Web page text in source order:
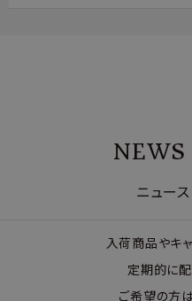
NEWS
ニュー
入荷商品やキ
定期的に配
ご希望の方